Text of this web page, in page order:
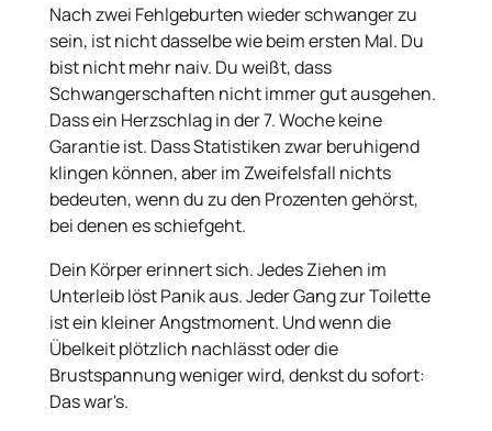
Nach zwei Fehlgeburten wieder schwanger zu
sein, ist nicht dasselbe wie beim ersten Mal. Du
bist nicht mehr naiv. Du weißt, dass
Schwangerschaften nicht immer gut ausgehen.
Dass ein Herzschlag in der 7. Woche keine
Garantie ist. Dass Statistiken zwar beruhigend
klingen können, aber im Zweifelsfall nichts
bedeuten, wenn du zu den Prozenten gehörst,
bei denen es schiefgeht.
Dein Körper erinnert sich. Jedes Ziehen im
Unterleib löst Panik aus. Jeder Gang zur Toilette
ist ein kleiner Angstmoment. Und wenn die
Übelkeit plötzlich nachlässt oder die
Brustspannung weniger wird, denkst du sofort:
Das war's.